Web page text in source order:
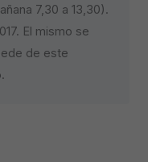
7,30 a 13,30).
El mismo se
de este